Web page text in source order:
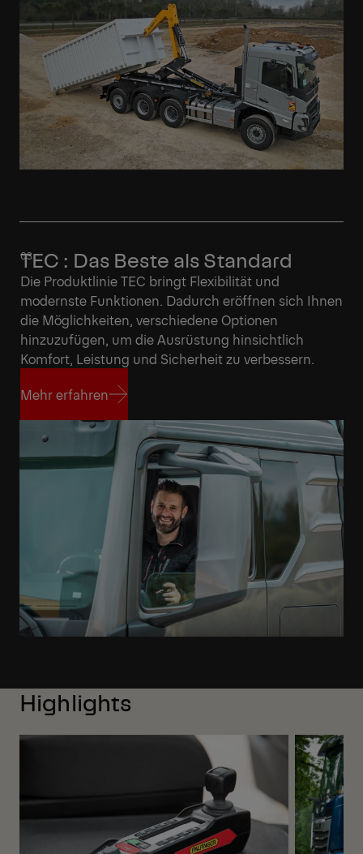
TEC : Das Beste als Standard
Die Produktlinie TEC bringt Flexibilität und
modernste Funktionen. Dadurch eröffnen sich Ihnen
die Möglichkeiten, verschiedene Optionen
hinzuzufügen, um die Ausrüstung hinsichtlich
Komfort, Leistung und Sicherheit zu verbessern.
Mehr erfahren
Mehr erfahren
Highlights